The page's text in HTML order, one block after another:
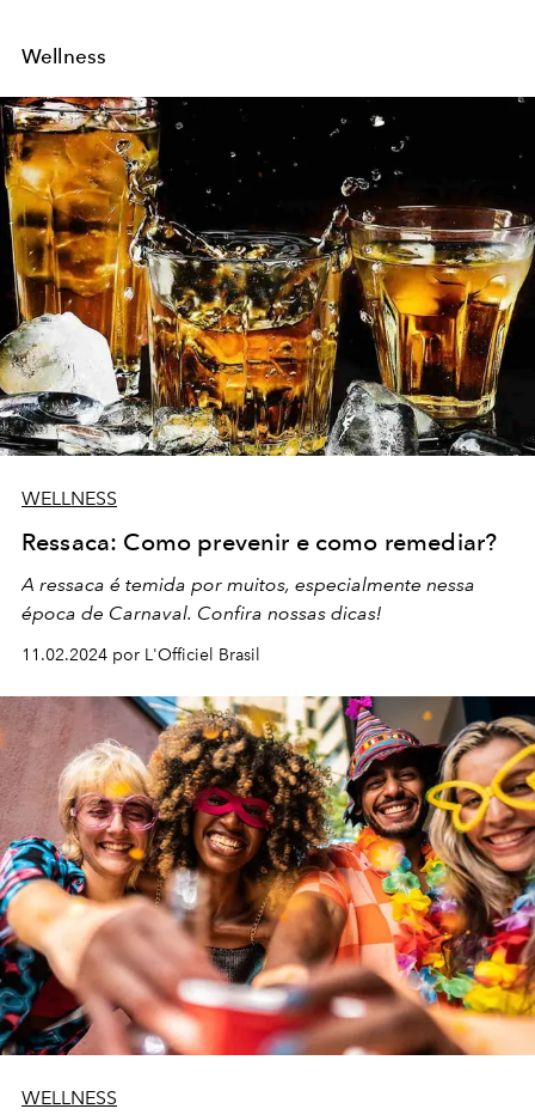
Wellness
WELLNESS
Ressaca: Como prevenir e como remediar?
A ressaca é temida por muitos, especialmente nessa
época de Carnaval. Confira nossas dicas!
11.02.2024 por L'Officiel Brasil
WELLNESS